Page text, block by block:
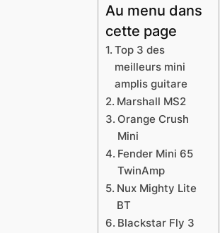
Au menu dans
cette page
Top 3 des
meilleurs mini
amplis guitare
Marshall MS2
Orange Crush
Mini
Fender Mini 65
TwinAmp
Nux Mighty Lite
BT
Blackstar Fly 3